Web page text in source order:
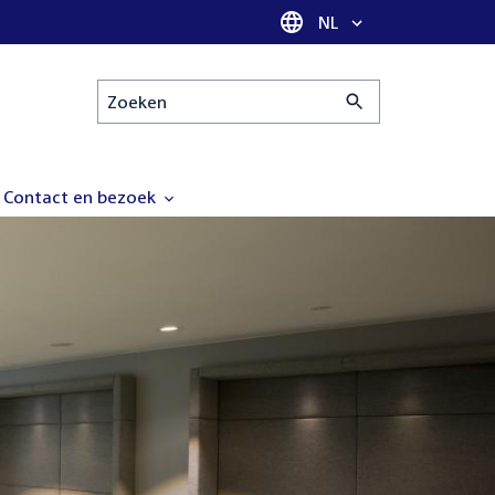
Taal selectie
NL
Zoeken
Contact en bezoek